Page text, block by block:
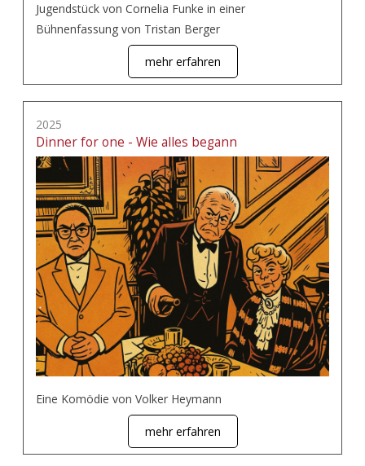
Jugendstück von Cornelia Funke in einer
Bühnenfassung von Tristan Berger
mehr erfahren
2025
Dinner for one - Wie alles begann
Eine Komödie von Volker Heymann
mehr erfahren